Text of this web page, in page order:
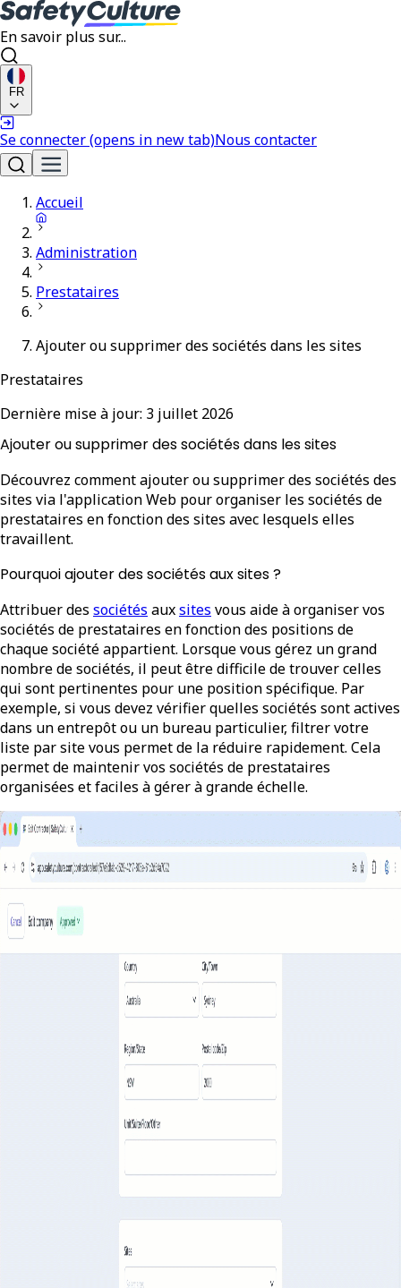
En savoir plus sur...
FR
Se connecter(opens in new tab)Nous contacter
Accueil
Administration
Prestataires
Ajouter ou supprimer des sociétés dans les sites
Prestataires
Dernière mise à jour: 3 juillet 2026
Ajouter ou supprimer des sociétés dans les sites
Découvrez comment ajouter ou supprimer des sociétés des
sites via l'application Web pour organiser les sociétés de
prestataires en fonction des sites avec lesquels elles
travaillent.
Pourquoi ajouter des sociétés aux sites ?
Attribuer des sociétés auxsites vous aide à organiser vos
sociétés de prestataires en fonction des positions de
chaque société appartient. Lorsque vous gérez un grand
nombre de sociétés, il peut être difficile de trouver celles
qui sont pertinentes pour une position spécifique. Par
exemple, si vous devez vérifier quelles sociétés sont actives
dans un entrepôt ou un bureau particulier, filtrer votre
liste par site vous permet de la réduire rapidement. Cela
permet de maintenir vos sociétés de prestataires
organisées et faciles à gérer à grande échelle.